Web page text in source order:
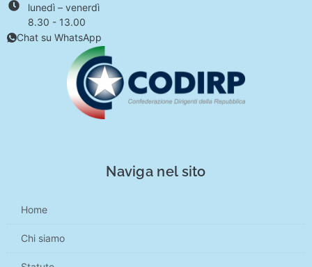
lunedì – venerdì
8.30 - 13.00
Chat su WhatsApp
Naviga nel sito
Home
Chi siamo